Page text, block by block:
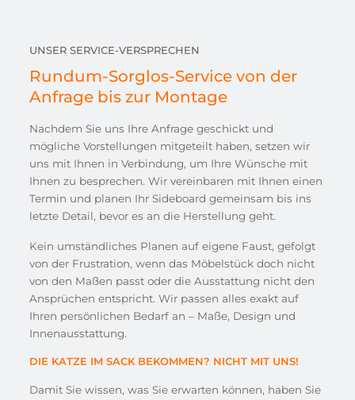
UNSER SERVICE-VERSPRECHEN
Rundum-Sorglos-Service von der
Anfrage bis zur Montage
Nachdem Sie uns Ihre Anfrage geschickt und
mögliche Vorstellungen mitgeteilt haben, setzen wir
uns mit Ihnen in Verbindung, um Ihre Wünsche mit
Ihnen zu besprechen. Wir vereinbaren mit Ihnen einen
Termin und planen Ihr Sideboard gemeinsam bis ins
letzte Detail, bevor es an die Herstellung geht.
Kein umständliches Planen auf eigene Faust, gefolgt
von der Frustration, wenn das Möbelstück doch nicht
von den Maßen passt oder die Ausstattung nicht den
Ansprüchen entspricht. Wir passen alles exakt auf
Ihren persönlichen Bedarf an – Maße, Design und
Innenausstattung.
DIE KATZE IM SACK BEKOMMEN? NICHT MIT UNS!
Damit Sie wissen, was Sie erwarten können, haben Sie